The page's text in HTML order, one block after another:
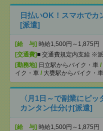
日払いOK！スマホでカ
[派遣]
[給 与] 時給1,500円～1,875円
[交通費]■ 交通費規定内支給 ※
[勤務地] 日立駅からバイク・車 /
イク・車 / 大甕駅からバイク・車
〈月1日～で副業にピ
カンタン仕分け[派遣]
[給 与] 時給1,500円～1,875円